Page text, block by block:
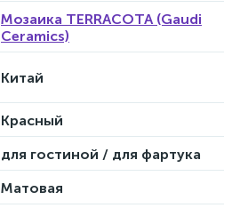
Мозаика TERRACOTA (Gaudi
Ceramics)
Китай
Красный
для гостиной / для фартука
Матовая